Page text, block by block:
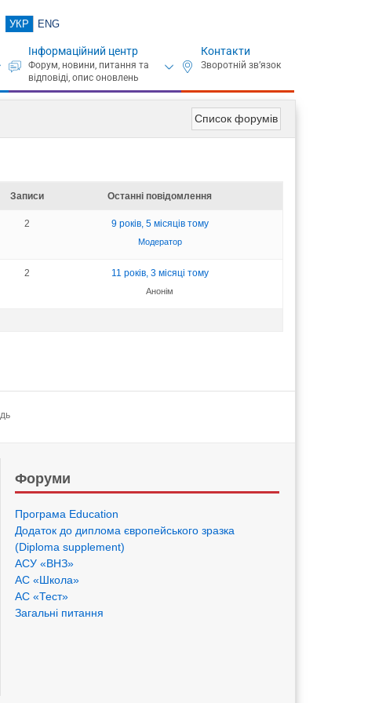
УКР ENG
Інформаційний центр Контакти
Список форумів
Записи Останні повідомлення
2 9 років, 5 місяців тому
Модератор
2 11 років, 3 місяці тому
Анонім
Форуми
Програма Eduсation
Додаток до диплома європейського зразка
(Diploma supplement)
АСУ «ВНЗ»
АС «Школа»
АС «Тест»
Загальні питання